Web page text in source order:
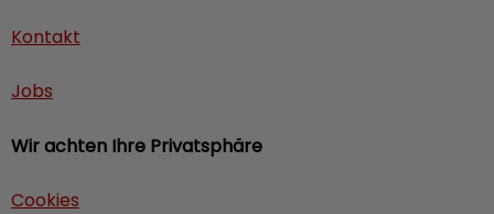
Kontakt
Jobs
Wir achten Ihre Privatsphäre
Cookies